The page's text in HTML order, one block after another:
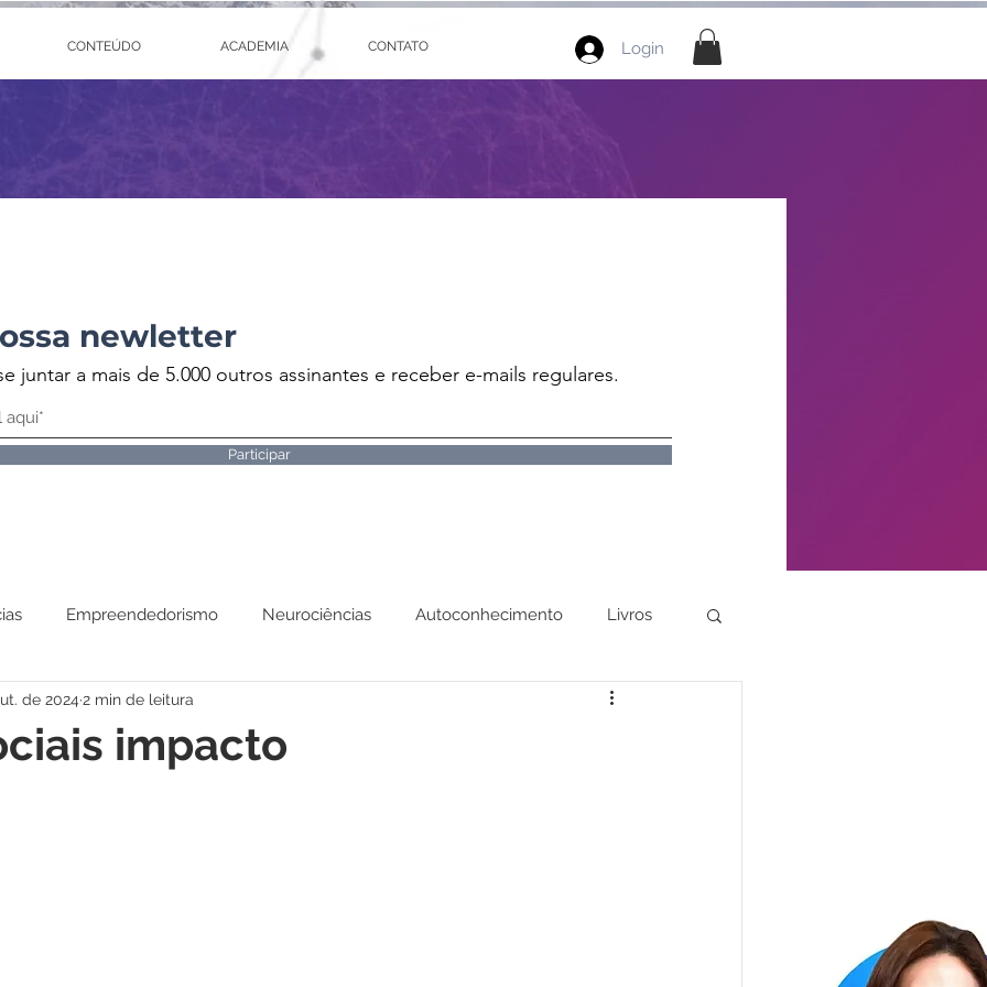
CONTEÚDO ACADEMIA CONTATO Login
newletter
juntar a mais de 5.000 outros assinantes e receber e-mails regulares.
Participar
Empreendedorismo Neurociências Autoconhecimento Livros
Mental Parábolas
impacto
de 2024 2 min de leitura